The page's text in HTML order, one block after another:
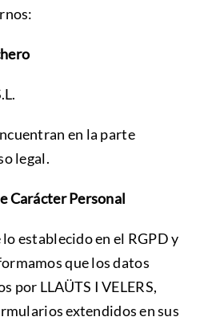
en la parte
legal.
Carácter Personal
establecido en el RGPD y
que los datos
por LLAÜTS I VELERS,
extendidos en sus